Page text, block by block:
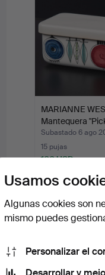
MARIANNE
Mantequera
Rö…
Subastado 6 ago
15 pujas
106 USD
Usamos
Algunas cookies son
mismo puedes
Personalizar el